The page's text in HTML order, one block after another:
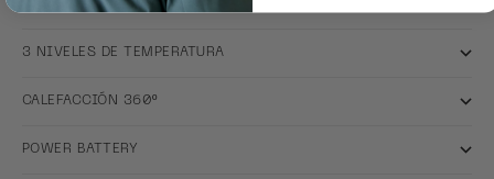
3 NIVELES DE TEMPERATURA
CALEFACCIÓN 360º
POWER BATTERY